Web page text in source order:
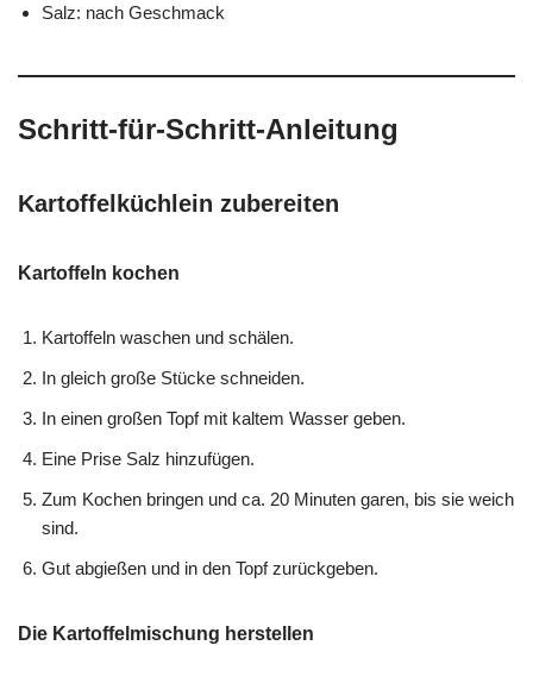
Salz: nach Geschmack
Schritt-für-Schritt-Anleitung
Kartoffelküchlein zubereiten
Kartoffeln kochen
Kartoffeln waschen und schälen.
In gleich große Stücke schneiden.
In einen großen Topf mit kaltem Wasser geben.
Eine Prise Salz hinzufügen.
Zum Kochen bringen und ca. 20 Minuten garen, bis sie weich
sind.
Gut abgießen und in den Topf zurückgeben.
Die Kartoffelmischung herstellen